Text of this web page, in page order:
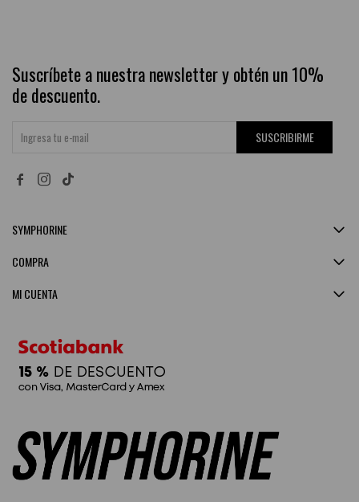
Suscríbete a nuestra newsletter y obtén un 10%
de descuento.
SUSCRIBIRME
 
SYMPHORINE
MI CUENTA
COMPRA